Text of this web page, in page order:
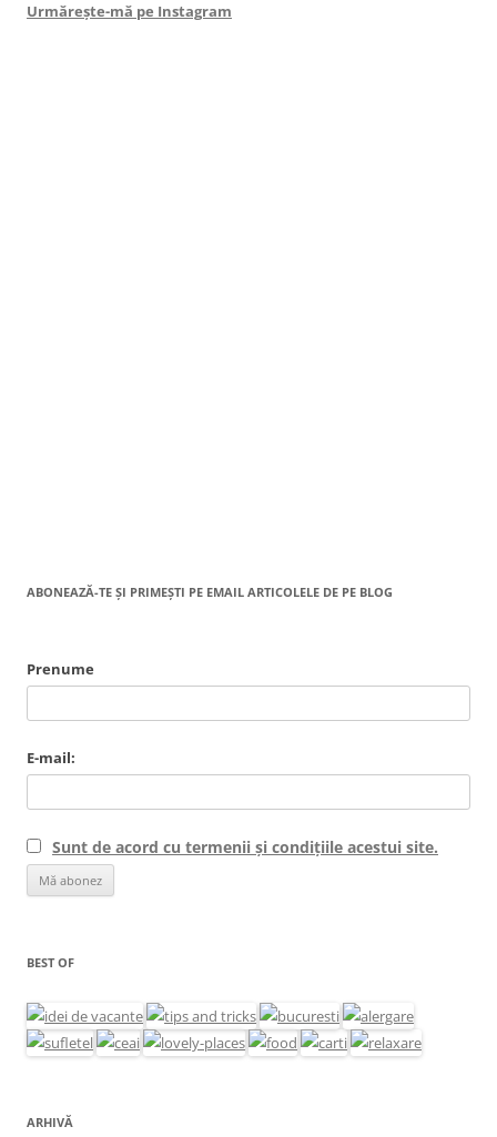
Urmărește-mă pe Instagram
ABONEAZĂ-TE ȘI PRIMEȘTI PE EMAIL ARTICOLELE DE PE BLOG
Prenume
E-mail:
Sunt de acord cu termenii și condițiile acestui site.
BEST OF
ARHIVĂ